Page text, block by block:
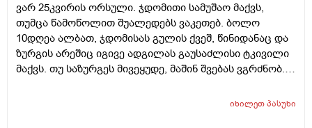
იყოს,ორსულობა მიდის ძალიან
კარგად,გემახსოვრებით ალბათ მარიხუანას
მომხმარებელი ვიყავი და გვეშინოდა ბავშვის
ჯანმრთელობის მხრივ.თქვენ კი აგვიხსენით რომ
მარიხუანა ხელა უშლის ჩასახვას და არა ჩასახულ
იქნევაო,მოკლედ არვიცი ყველას ინდივიდუალური
ვარ 25კვირის ორსული. ჯდომითი სამუშაო მაქვს,
თუმცა წამოწოლით შუალედებს ვაკეთებ. ბოლო
10დღეა ალბათ, ჯდომისას გულის ქვეშ, წინიდანაც და
ზურგის არეშიც იგივე ადგილას გაუსაძლისი ტკივილი
მაქვს. თუ საზურგეს მივეყუდე, მაშინ შვებას ვგრძნობ.
იხილეთპასუხი